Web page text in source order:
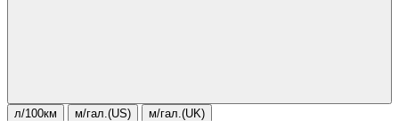
л/100км м/гал.(US) м/гал.(UK)